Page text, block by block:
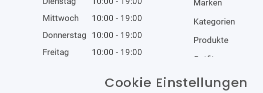
Mittwoch
10:00 - 19:00
Donnerstag 10:00 - 19:00
Freitag
10:00 - 19:00
Geschlossen
Marken
Kategorien
Produkte
Outfits
Cookie Einstellungen